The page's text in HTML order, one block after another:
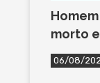
morto
06/08/